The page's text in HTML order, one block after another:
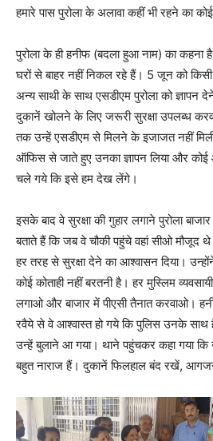
हमारे पास पुरोला के अलावा कहीं भी रहने का
पुरोला के ही हनीफ (बदला हुआ नाम) का कहना
घरों से बाहर नहीं निकल रहे हैं। 5 जून को
अन्य साथी के साथ एसडीएम पुरोला को ज्ञापन
दुकानें खोलने के लिए जरूरी सुरक्षा उपलब्ध
तक उन्हें एसडीएम से मिलने के इजाजत नहीं
ऑफिस से जाते हुए उनका ज्ञापन लिया और
चले गये कि इसे हम देख लेंगे।
इसके बाद वे सुरक्षा की गुहार लगाने पुरोला
बताते हैं कि जब वे चौकी पहुंचे वहां सीओ
हर तरह से सुरक्षा देने का आश्वासन दिया।
कोई कोताही नहीं बरतनी है। हर मुस्लिम
लगाओ और बाजार में पीएसी तैनात करवाओ।
रवैये से वे आश्वास्त हो गये कि पुलिस उनके साथ
उन्हें बुलाने आ गया। थाने पहुंचकर कहा गया
बहुत नाराज हैं। दुकानें फिलहाल बंद रखें,